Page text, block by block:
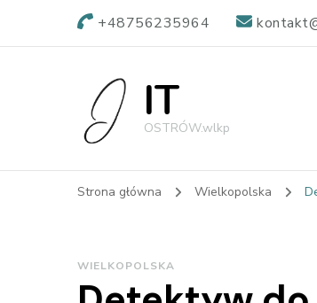
+48756235964
IT
OSTRÓW.wlkp
Strona główna Wielkopolska
WIELKOPOLSKA